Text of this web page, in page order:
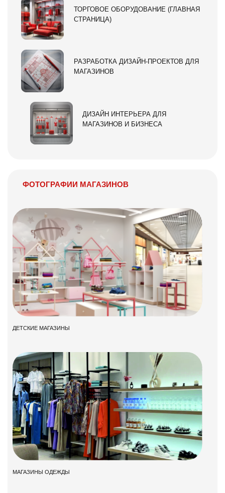
ТОРГОВОЕ ОБОРУДОВАНИЕ (ГЛАВНАЯ
СТРАНИЦА)
РАЗРАБОТКА ДИЗАЙН-ПРОЕКТОВ ДЛЯ
МАГАЗИНОВ
ДИЗАЙН ИНТЕРЬЕРА ДЛЯ
МАГАЗИНОВ И БИЗНЕСА
ФОТОГРАФИИ МАГАЗИНОВ
ДЕТСКИЕ МАГАЗИНЫ
МАГАЗИНЫ ОДЕЖДЫ